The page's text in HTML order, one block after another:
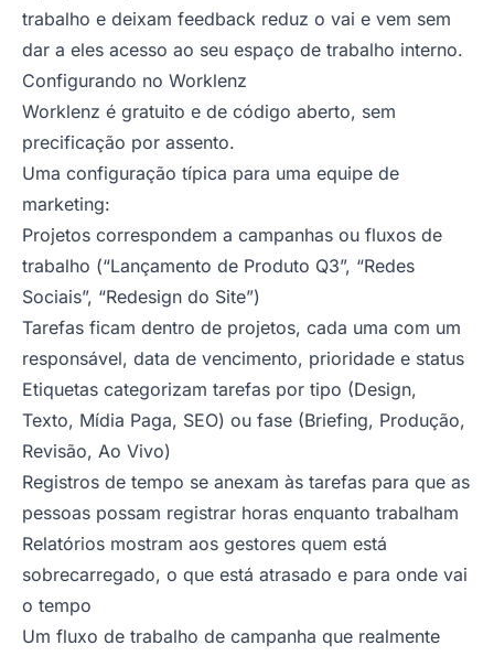
trabalho e deixam feedback reduz o vai e vem sem
dar a eles acesso ao seu espaço de trabalho interno.
Configurando no Worklenz
Worklenz é gratuito e de código aberto, sem
precificação por assento.
Uma configuração típica para uma equipe de
marketing:
Projetos correspondem a campanhas ou fluxos de
trabalho (“Lançamento de Produto Q3”, “Redes
Sociais”, “Redesign do Site”)
Tarefas ficam dentro de projetos, cada uma com um
responsável, data de vencimento, prioridade e status
Etiquetas categorizam tarefas por tipo (Design,
Texto, Mídia Paga, SEO) ou fase (Briefing, Produção,
Revisão, Ao Vivo)
Registros de tempo se anexam às tarefas para que as
pessoas possam registrar horas enquanto trabalham
Relatórios mostram aos gestores quem está
sobrecarregado, o que está atrasado e para onde vai
o tempo
Um fluxo de trabalho de campanha que realmente